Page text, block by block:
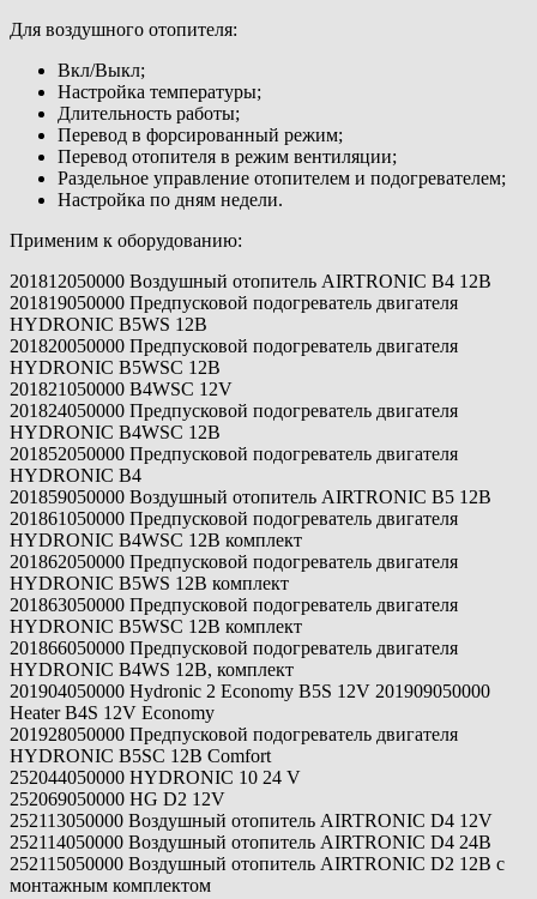
Для воздушного отопителя:
Вкл/Выкл;
Настройка температуры;
Длительность работы;
Перевод в форсированный режим;
Перевод отопителя в режим вентиляции;
Раздельное управление отопителем и подогревателем;
Настройка по дням недели.
Применим к оборудованию:
201812050000 Воздушный отопитель AIRTRONIC B4 12B
201819050000 Предпусковой подогреватель двигателя
HYDRONIC B5WS 12B
201820050000 Предпусковой подогреватель двигателя
HYDRONIC B5WSC 12B
201821050000 B4WSC 12V
201824050000 Предпусковой подогреватель двигателя
HYDRONIC B4WSC 12B
201852050000 Предпусковой подогреватель двигателя
HYDRONIC В4
201859050000 Воздушный отопитель AIRTRONIC B5 12B
201861050000 Предпусковой подогреватель двигателя
HYDRONIC B4WSС 12В комплект
201862050000 Предпусковой подогреватель двигателя
HYDRONIC B5WS 12В комплект
201863050000 Предпусковой подогреватель двигателя
HYDRONIC B5WSC 12В комплект
201866050000 Предпусковой подогреватель двигателя
HYDRONIC B4WS 12В, комплект
201904050000 Hydronic 2 Economy B5S 12V 201909050000
Heater B4S 12V Economy
201928050000 Предпусковой подогреватель двигателя
HYDRONIC B5SC 12В Comfort
252044050000 HYDRONIC 10 24 V
252069050000 HG D2 12V
252113050000 Воздушный отопитель AIRTRONIC D4 12V
252114050000 Воздушный отопитель AIRTRONIC D4 24В
252115050000 Воздушный отопитель AIRTRONIC D2 12В с
монтажным комплектом